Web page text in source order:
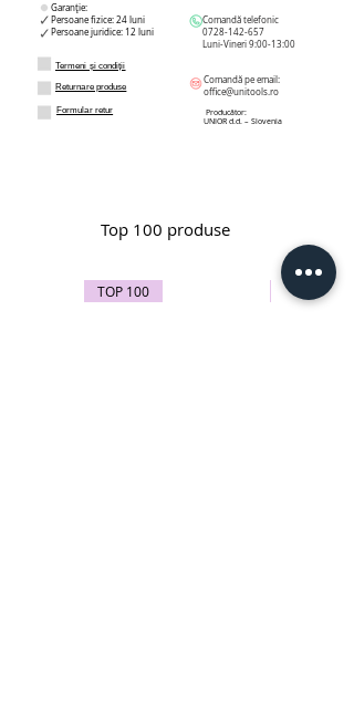
Garanție:
Persoane fizice: 24 luni
Persoane juridice: 12 luni
Termeni și condiții
Returnare produse
Formular retur
Comandă telefonic
0728-142-657
Luni-Vineri 9:00-13:00
Comandă pe email:
office@unitools.ro
Producător:
UNIOR d.d. – Slovenia
Top 100 produse
TOP 100 TOP 100